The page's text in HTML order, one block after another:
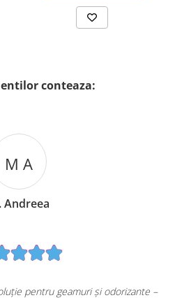
jet de apa, lasand-o mereu
conteaza:
M A
Andreea
pentru geamuri și odorizante –